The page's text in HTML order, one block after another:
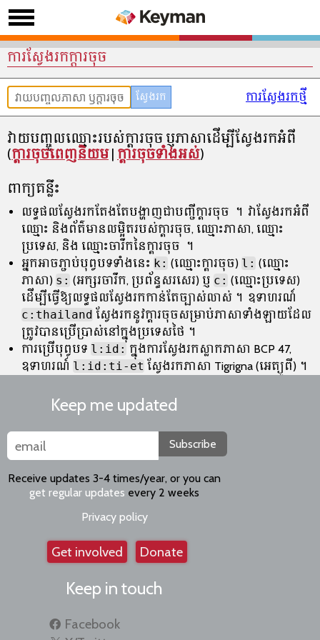
ការស្វែងរកក្តារចុច
ការស្វែងរកថ្មី
វាយបញ្ចូលឈ្មោះរបស់ក្ដារចុច ឫភាសាដើម្បីស្វែងរកអំពី
(ក្ដារចុចពេញនិយម| ក្ដារចុចទាំងអស់)
ពាក្យគន្លឹះ
លទ្ធផល​ស្វែងរក​តែងតែ​បង្ហាញ​ជា​បញ្ជី​ក្ដារចុច ។ វាស្វែងរកអំពី
ឈ្មោះ និងព័ត៌មានលម្អិតរបស់ក្ដារចុច, ឈ្មោះភាសា, ឈ្មោះ
ប្រទេស, និង ឈ្មោះចារឹកនៃក្ដារចុច ។
អ្នកអាចភ្ជាប់បុព្វបទទាំងនេះ k: (ឈ្មោះក្ដារចុច) l: (ឈ្មោះ
ភាសា) s: (អក្សរចារឹក, ប្រព័ន្ធសរសេរ) ឫ c: (ឈ្មោះប្រទេស)
ដើម្បីធ្វើឱ្យលទ្ធផលស្វែងរកកាន់តែច្បាស់លាស់។ ឧទាហរណ៍
c:thailand ស្វែងរក​នូវ​ក្ដារចុច​សម្រាប់​ភាសា​ទាំងឡាយ​ដែល​
ត្រូវបាន​ប្រើប្រាស់​នៅក្នុង​ប្រទេស​ថៃ។
ការប្រើបុព្វបទ l:id: ក្នុងការស្វែងរកស្លាកភាសា BCP 47,
ឧទាហរណ៍ l:id:ti-et ស្វែងរកភាសា Tigrigna (អេត្យូពី)។
Keep me updated
Subscribe
Receive updates 3-4 times/year, or you can
get regular updates every 2 weeks
Privacy policy
Get involved Donate
Keep in touch
Facebook